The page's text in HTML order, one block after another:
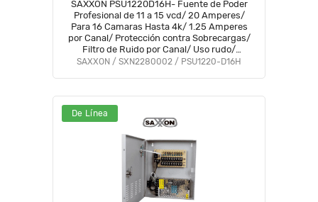
SAXXON PSU1220D16H- Fuente de Poder
Profesional de 11 a 15 vcd/ 20 Amperes/
Para 16 Camaras Hasta 4k/ 1.25 Amperes
por Canal/ Protección contra Sobrecargas/
Filtro de Ruido por Canal/ Uso rudo/
#FuenteSAXXON
SAXXON / SXN2280002 / PSU1220-D16H
De Línea